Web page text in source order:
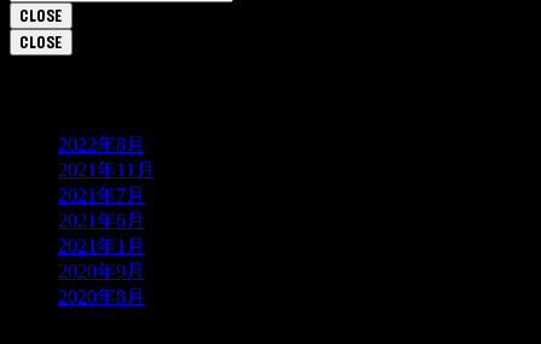
索:
CLOSE
CLOSE
2022年8月
2021年11月
2021年7月
2021年6月
2021年1月
2020年9月
2020年8月